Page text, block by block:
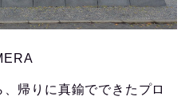
帰りに真鍮でできたプロ